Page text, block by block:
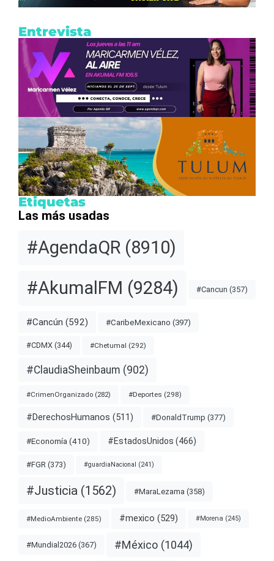
Entrevista
Etiquetas
Las más usadas
#AgendaQR (8910)
#AkumalFM (9284) #Cancun (357)
#Cancún (592) #CaribeMexicano (397)
#CDMX (344) #Chetumal (292)
#ClaudiaSheinbaum (902)
#CrimenOrganizado (282) #Deportes (298)
#DerechosHumanos (511) #DonaldTrump (377)
#Economía (410) #EstadosUnidos (466)
#FGR (373) #guardiaNacional (241)
#Justicia (1562) #MaraLezama (358)
#MedioAmbiente (285) #mexico (529) #Morena (245)
#Mundial2026 (367) #México (1044)